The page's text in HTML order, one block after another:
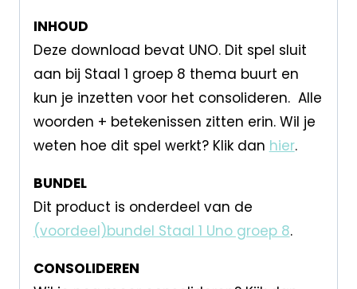
INHOUD
Deze download bevat UNO. Dit spel sluit
aan bij Staal 1 groep 8 thema buurt en
kun je inzetten voor het consolideren. Alle
woorden + betekenissen zitten erin. Wil je
weten hoe dit spel werkt? Klik dan hier.
BUNDEL
Dit product is onderdeel van de
(voordeel)bundel Staal 1 Uno groep 8.
CONSOLIDEREN